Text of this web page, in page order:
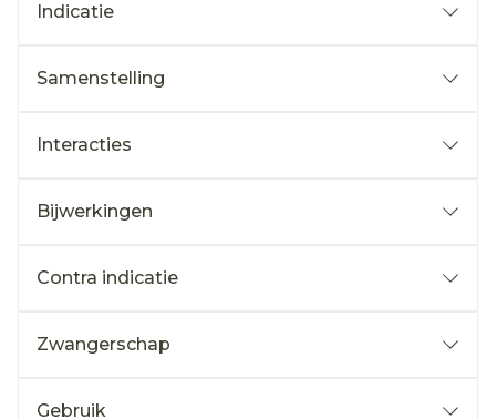
Indicatie
Samenstelling
Interacties
Bijwerkingen
Contra indicatie
Zwangerschap
Gebruik